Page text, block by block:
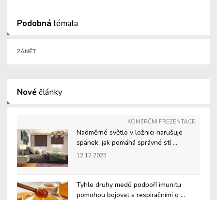
Podobná témata
ZÁNĚT
Nové články
KOMERČNÍ PREZENTACE
Nadměrné světlo v ložnici narušuje
spánek: jak pomáhá správné stí ...
12.12.2025
Tyhle druhy medů podpoří imunitu
pomohou bojovat s respiračními o ...